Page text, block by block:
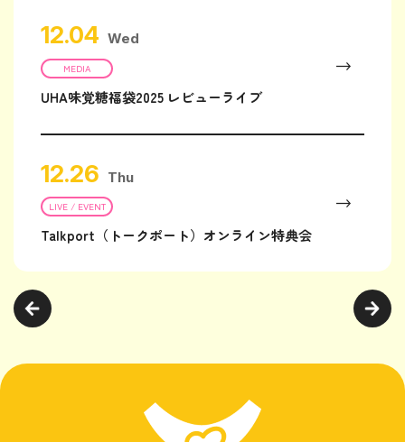
12.04 Wed
MEDIA
UHA味覚糖福袋2025 レビューライブ
12.26 Thu
LIVE / EVENT
Talkport（トークポート）オンライン特典会